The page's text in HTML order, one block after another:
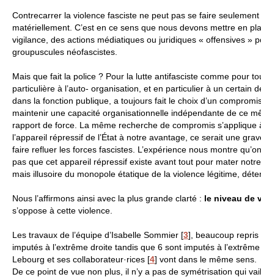
Contrecarrer la violence fasciste ne peut pas se faire
matériellement. C’est en ce sens que nous devons mettre en
vigilance, des actions médiatiques ou juridiques « offensives »
groupuscules néofascistes.
Mais que fait la police ? Pour la lutte antifasciste comme pour
particulière à l’auto- organisation, et en particulier à un certain
dans la fonction publique, a toujours fait le choix d’un
maintenir une capacité organisationnelle indépendante de ce
rapport de force. La même recherche de compromis
l’appareil répressif de l’État à notre avantage, ce serait une
faire refluer les forces fascistes. L’expérience nous montre
pas que cet appareil répressif existe avant tout pour mater
mais illusoire du monopole étatique de la violence légitime,
Nous l’affirmons ainsi avec la plus grande clarté : le niveau de
s’oppose à cette violence.
Les travaux de l’équipe d’Isabelle Sommier [3] , beaucoup
imputés à l’extrême droite tandis que 6 sont imputés à
Lebourg et ses collaborateur·rices [4] vont dans le même sens.
De ce point de vue non plus, il n’y a pas de symétrisation qui